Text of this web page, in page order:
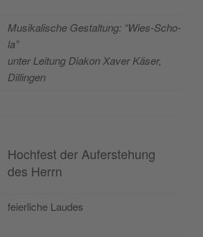
Musi­ka­lis­che Ges­tal­tung: “Wies-Scho­
la”
unter Lei­tung Dia­kon Xaver Käser,
Dillingen
Hochfest der Auferstehung
des Herrn
feier­li­che Laudes